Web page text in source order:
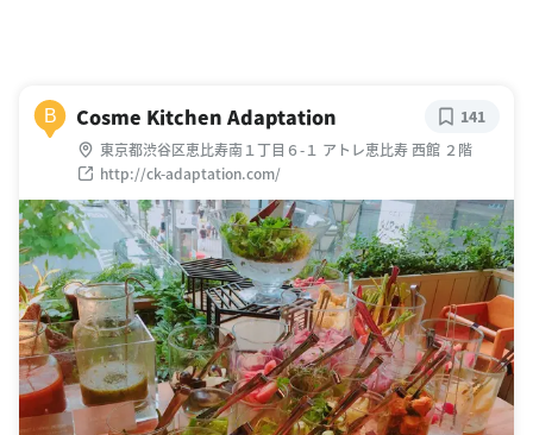
B Cosme Kitchen Adaptation
東京都渋谷区恵比寿南１丁目６-１ アトレ恵比寿 西館 ２階
http://ck-adaptation.com/
141